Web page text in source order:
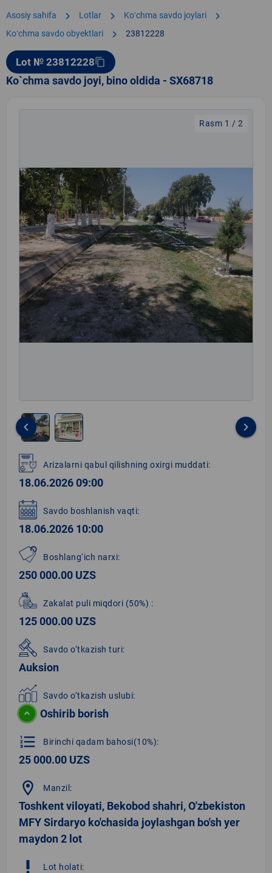
Asosiy sahifa chevron_right Lotlar chevron_right Koʻchma savdo joylari chevron_right
Koʻchma savdo obyektlari chevron_right 23812228
Lot № 23812228content_copy
Ko`chma savdo joyi, bino oldida - SX68718
Rasm 1 / 2
1
of
2
keyboard_arrow_left keyboard_arrow_right
Arizalarni qabul qilishning oxirgi muddati:
18.06.2026 09:00
Savdo boshlanish vaqti:
18.06.2026 10:00
Boshlang‘ich narxi:
250 000.00 UZS
Zakalat puli miqdori (50%) :
125 000.00 UZS
Savdo o‘tkazish turi:
Auksion
Savdo o‘tkazish uslubi:
Oshirib borish
format_list_numbered Birinchi qadam bahosi(10%):
25 000.00 UZS
location_on Manzil:
Toshkent viloyati, Bekobod shahri, O'zbekiston
MFY Sirdaryo ko'chasida joylashgan bo'sh yer
maydon 2 lot
priority_high Lot holati: